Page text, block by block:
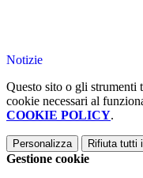
Notizie
Questo sito o gli strumenti
cookie necessari al
COOKIE POLICY.
Personalizza Rifiuta tutti
Gestione cookie